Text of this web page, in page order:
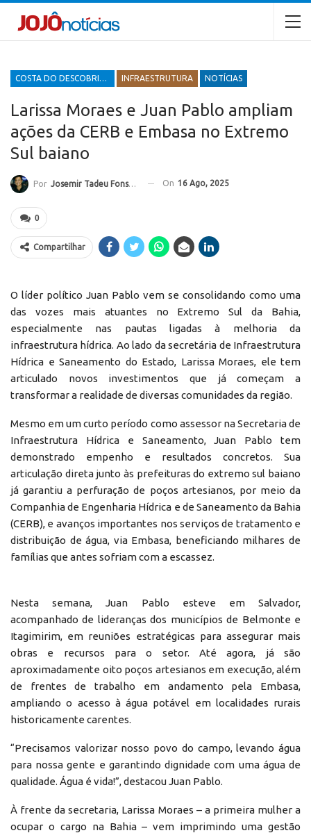
COSTA DO DESCOBRIMENTO INFRAESTRUTURA NOTÍCIAS
Larissa Moraes e Juan Pablo ampliam
ações da CERB e Embasa no Extremo
Sul baiano
Por Josemir Tadeu Fonseca On 16 Ago, 2025
0
Compartilhar
O líder político Juan Pablo vem se consolidando como uma
das vozes mais atuantes no Extremo Sul da Bahia,
especialmente nas pautas ligadas à melhoria da
infraestrutura hídrica. Ao lado da secretária de Infraestrutura
Hídrica e Saneamento do Estado, Larissa Moraes, ele tem
articulado novos investimentos que já começam a
transformar a realidade de diversas comunidades da região.
Mesmo em um curto período como assessor na Secretaria de
Infraestrutura Hídrica e Saneamento, Juan Pablo tem
demonstrado empenho e resultados concretos. Sua
articulação direta junto às prefeituras do extremo sul baiano
já garantiu a perfuração de poços artesianos, por meio da
Companhia de Engenharia Hídrica e de Saneamento da Bahia
(CERB), e avanços importantes nos serviços de tratamento e
distribuição de água, via Embasa, beneficiando milhares de
famílias que antes sofriam com a escassez.
Nesta semana, Juan Pablo esteve em Salvador,
acompanhado de lideranças dos municípios de Belmonte e
Itagimirim, em reuniões estratégicas para assegurar mais
obras e recursos para o setor. Até agora, já são
aproximadamente oito poços artesianos em execução, além
de frentes de trabalho em andamento pela Embasa,
ampliando o acesso à água potável em localidades rurais
historicamente carentes.
“Precisamos valorizar nosso povo do campo, levando água
para nossa gente e garantindo dignidade com uma água de
qualidade. Água é vida!”, destacou Juan Pablo.
À frente da secretaria, Larissa Moraes – a primeira mulher a
ocupar o cargo na Bahia – vem imprimindo uma gestão